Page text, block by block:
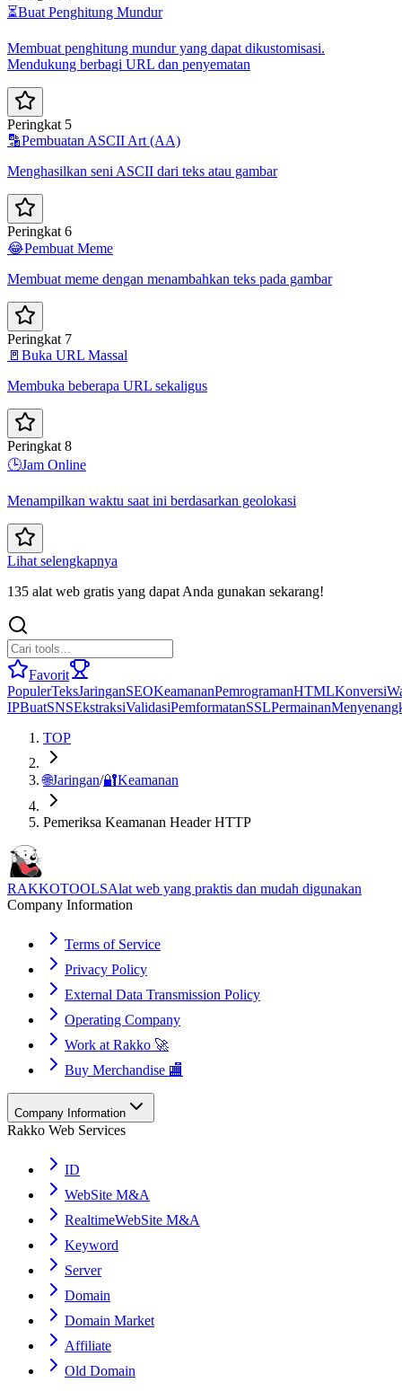
⏳Buat Penghitung Mundur
Membuat penghitung mundur yang dapat dikustomisasi.
Mendukung berbagi URL dan penyematan
Peringkat 5
🔡Pembuatan ASCII Art (AA)
Menghasilkan seni ASCII dari teks atau gambar
Peringkat 6
😂Pembuat Meme
Membuat meme dengan menambahkan teks pada gambar
Peringkat 7
🚪 Buka URL Massal
Membuka beberapa URL sekaligus
Peringkat 8
🕒Jam Online
Menampilkan waktu saat ini berdasarkan geolokasi
Lihat selengkapnya
135 alat web gratis yang dapat Anda gunakan sekarang!
Favorit
PopulerTeksJaringanSEOKeamananPemrogramanHTMLKonversi
IPBuatSNSEkstraksiValidasiPemformatanSSLPermainan
TOP
🌐Jaringan/🔐Keamanan
Pemeriksa Keamanan Header HTTP
RAKKOTOOLSAlat web yang praktis dan mudah digunakan
Company Information
Terms of Service
Privacy Policy
External Data Transmission Policy
Operating Company
Work at Rakko 🚀
Buy Merchandise 🏬
Company Information
Rakko Web Services
ID
WebSite M&A
RealtimeWebSite M&A
Keyword
Server
Domain
Domain Market
Affiliate
Old Domain